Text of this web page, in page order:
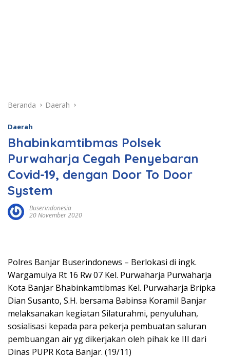
Beranda Daerah
Daerah
Bhabinkamtibmas Polsek
Purwaharja Cegah Penyebaran
Covid-19, dengan Door To Door
System
Buserindonesia
20 November 2020
Polres Banjar Buserindonews – Berlokasi di ingk.
Wargamulya Rt 16 Rw 07 Kel. Purwaharja Purwaharja
Kota Banjar Bhabinkamtibmas Kel. Purwaharja Bripka
Dian Susanto, S.H. bersama Babinsa Koramil Banjar
melaksanakan kegiatan Silaturahmi, penyuluhan,
sosialisasi kepada para pekerja pembuatan saluran
pembuangan air yg dikerjakan oleh pihak ke III dari
Dinas PUPR Kota Banjar. (19/11)